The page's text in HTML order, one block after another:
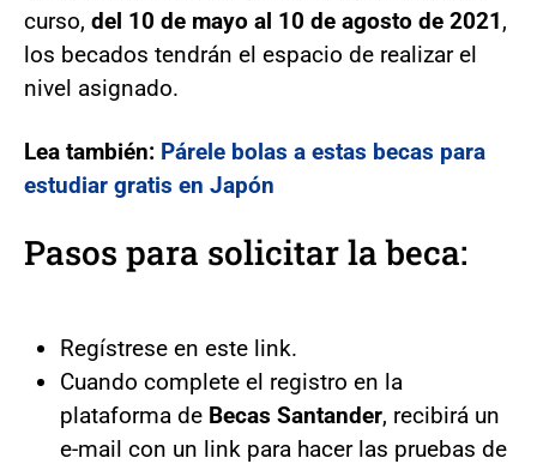
curso, del 10 de mayo al 10 de agosto de 2021,
los becados tendrán el espacio de realizar el
nivel asignado.
Lea también: Párele bolas a estas becas para
estudiar gratis en Japón
Pasos para solicitar la beca:
Regístrese en este link.
Cuando complete el registro en la
plataforma de Becas Santander, recibirá un
e-mail con un link para hacer las pruebas de